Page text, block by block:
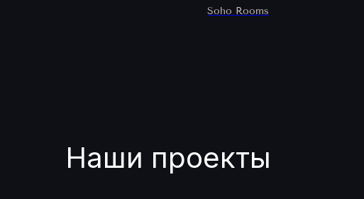
Soho Rooms
Наши проекты